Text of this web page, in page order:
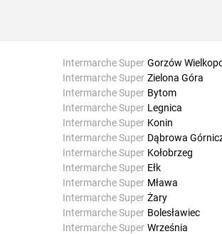
Intermarche Super Gorzów
Intermarche Super Zielona Góra
Intermarche Super Bytom
Intermarche Super Legnica
Intermarche Super Konin
Intermarche Super Dąbrowa
Intermarche Super Kołobrzeg
Intermarche Super Ełk
Intermarche Super Mława
Intermarche Super Żary
Intermarche Super Bolesławiec
Intermarche Super Września